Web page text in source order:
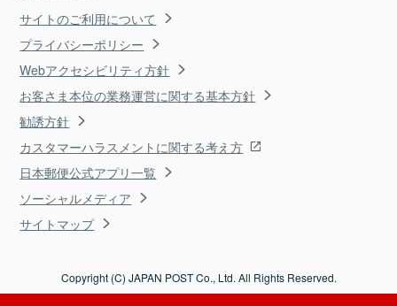
サイトのご利用について
プライバシーポリシー
Webアクセシビリティ方針
お客さま本位の業務運営に関する基本方針
勧誘方針
カスタマーハラスメントに関する考え方
日本郵便公式アプリ一覧
ソーシャルメディア
サイトマップ
Copyright (C) JAPAN POST Co., Ltd. All Rights Reserved.